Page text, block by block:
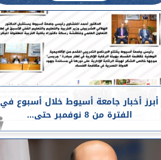
أبرز أخبار جامعة أسيوط خلال أسبوع في
الفترة من 8 نوفمبر حتى...